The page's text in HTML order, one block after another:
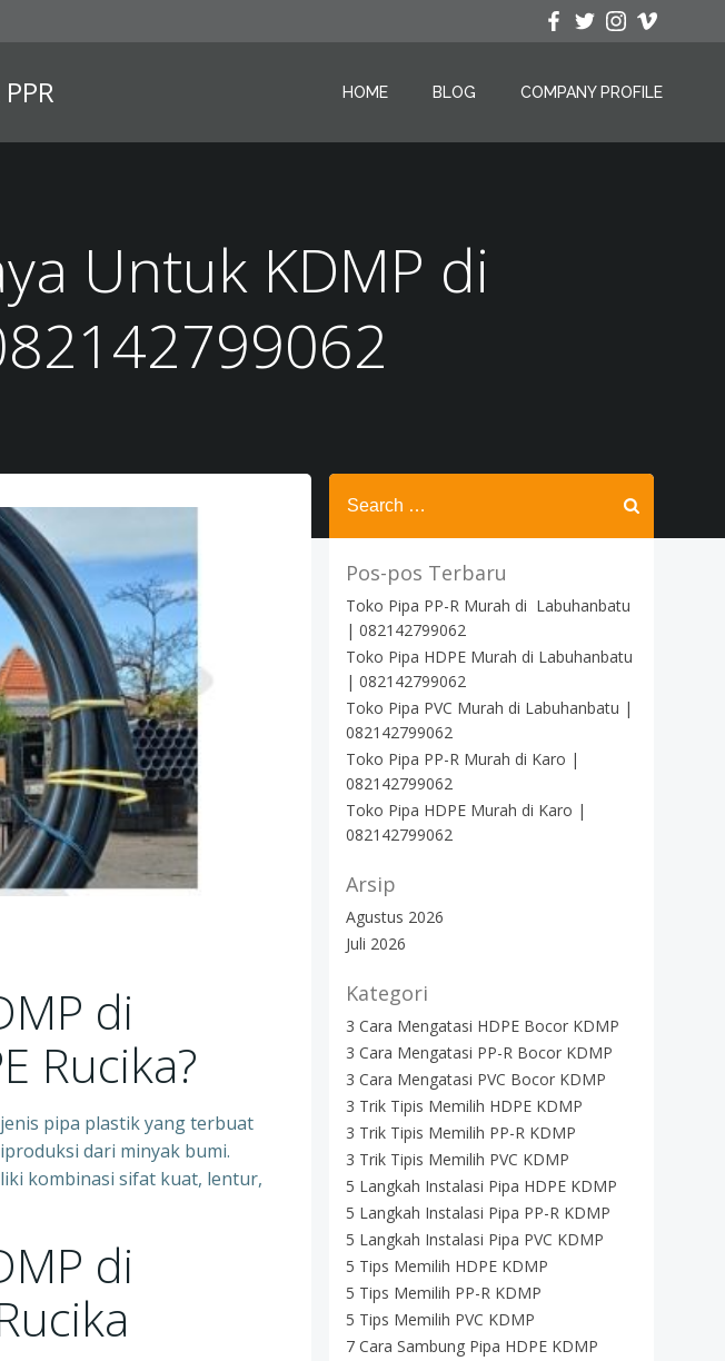
HOME BLOG COMPANY PROFILE
Untuk KDMP di
di
Rucika?
jenis pipa plastik yang terbuat
dari minyak bumi.
kombinasi sifat kuat, lentur,
di
Search
for:
Pos-pos Terbaru
Toko Pipa PP-R Murah di Labuhanbatu
| 082142799062
Toko Pipa HDPE Murah di Labuhanbatu
| 082142799062
Toko Pipa PVC Murah di Labuhanbatu |
082142799062
Toko Pipa PP-R Murah di Karo |
082142799062
Toko Pipa HDPE Murah di Karo |
082142799062
Arsip
Agustus 2026
Juli 2026
Kategori
3 Cara Mengatasi HDPE Bocor KDMP
3 Cara Mengatasi PP-R Bocor KDMP
3 Cara Mengatasi PVC Bocor KDMP
3 Trik Tipis Memilih HDPE KDMP
3 Trik Tipis Memilih PP-R KDMP
3 Trik Tipis Memilih PVC KDMP
5 Langkah Instalasi Pipa HDPE KDMP
5 Langkah Instalasi Pipa PP-R KDMP
5 Langkah Instalasi Pipa PVC KDMP
5 Tips Memilih HDPE KDMP
5 Tips Memilih PP-R KDMP
5 Tips Memilih PVC KDMP
7 Cara Sambung Pipa HDPE KDMP